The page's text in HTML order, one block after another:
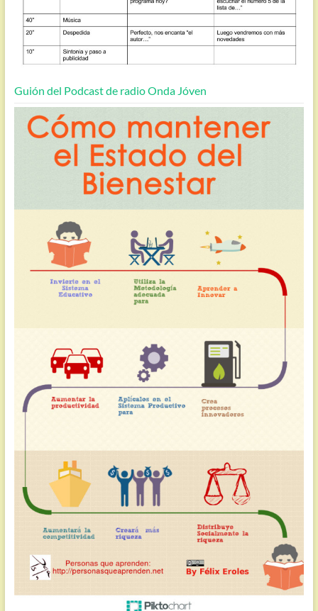
Guión del Podcast de radio Onda Jóven